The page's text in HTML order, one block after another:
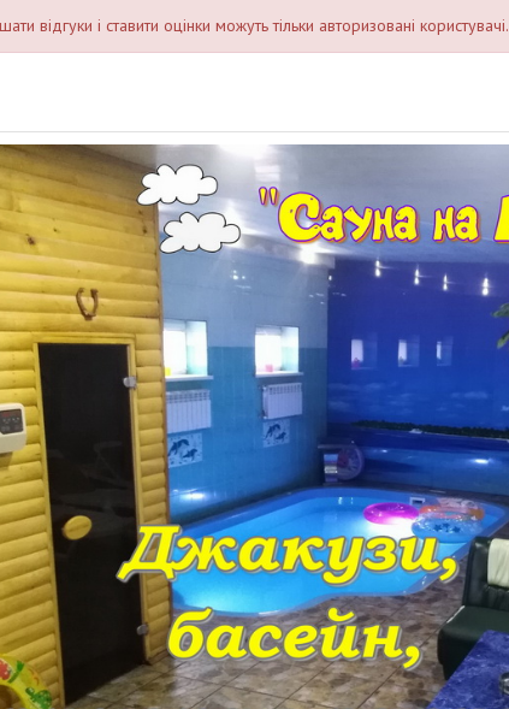
відгуки і ставити оцінки можуть тільки авторизовані користувачі.